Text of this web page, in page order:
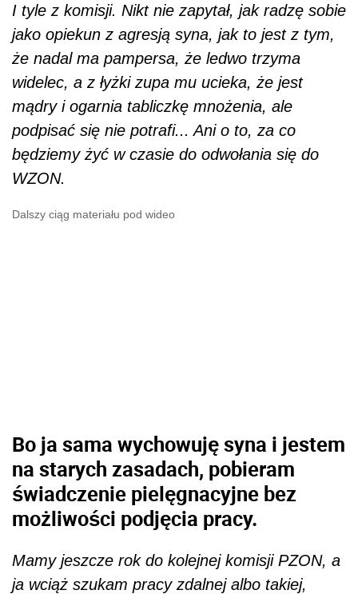
I tyle z komisji. Nikt nie zapytał, jak radzę sobie
jako opiekun z agresją syna, jak to jest z tym,
że nadal ma pampersa, że ledwo trzyma
widelec, a z łyżki zupa mu ucieka, że jest
mądry i ogarnia tabliczkę mnożenia, ale
podpisać się nie potrafi... Ani o to, za co
będziemy żyć w czasie do odwołania się do
WZON.
Dalszy ciąg materiału pod wideo
Bo ja sama wychowuję syna i jestem
na starych zasadach, pobieram
świadczenie pielęgnacyjne bez
możliwości podjęcia pracy.
Mamy jeszcze rok do kolejnej komisji PZON, a
ja wciąż szukam pracy zdalnej albo takiej,